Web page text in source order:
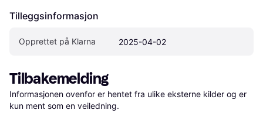
Tilleggsinformasjon
Opprettet på Klarna 2025-04-02
Tilbakemelding
Informasjonen ovenfor er hentet fra ulike eksterne kilder og er
kun ment som en veiledning.